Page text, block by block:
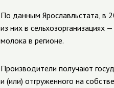
По данным Ярославльстата, в
из них в сельхозорганизациях
молока в регионе.
Производители получают
и (или) отгруженного на